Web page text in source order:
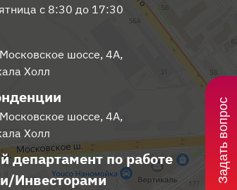
с 8:30 до 17:30
Московское шоссе, 4А,
Холл
Московское шоссе, 4А,
Холл
департамент по работе
Инвесторами
Задать вопрос